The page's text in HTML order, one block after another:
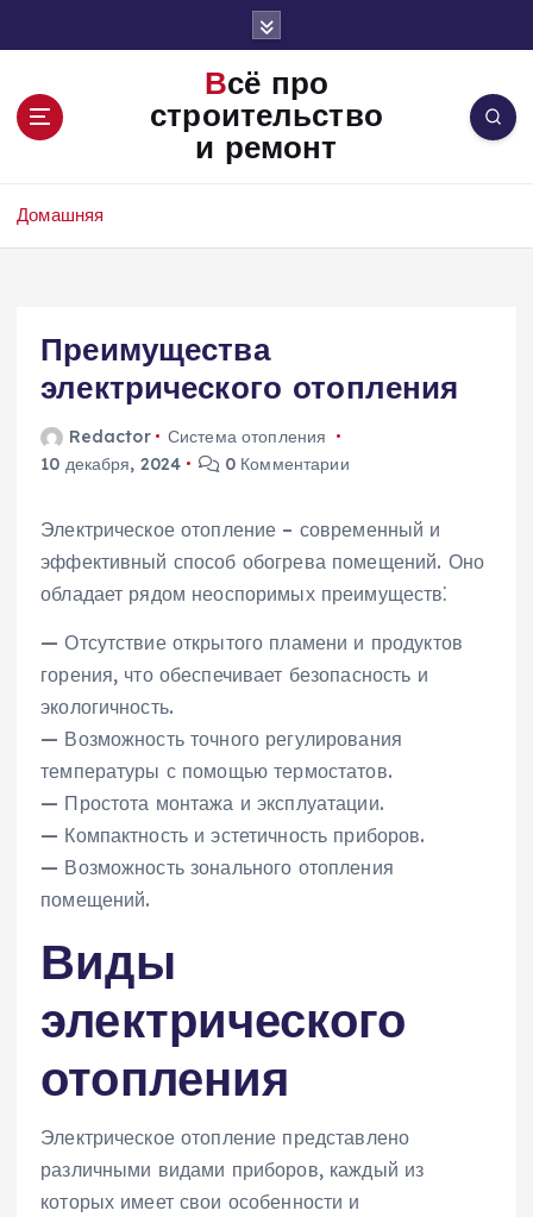
Всё про
строительство
и ремонт
Домашняя
Преимущества
электрического отопления
Redactor
Система отопления
10 декабря, 2024
0 Комментарии
Электрическое отопление – современный и
эффективный способ обогрева помещений. Оно
обладает рядом неоспоримых преимуществ⁚
— Отсутствие открытого пламени и продуктов
горения‚ что обеспечивает безопасность и
экологичность.
— Возможность точного регулирования
температуры с помощью термостатов.
— Простота монтажа и эксплуатации.
— Компактность и эстетичность приборов.
— Возможность зонального отопления
помещений.
Виды
электрического
отопления
Электрическое отопление представлено
различными видами приборов‚ каждый из
которых имеет свои особенности и